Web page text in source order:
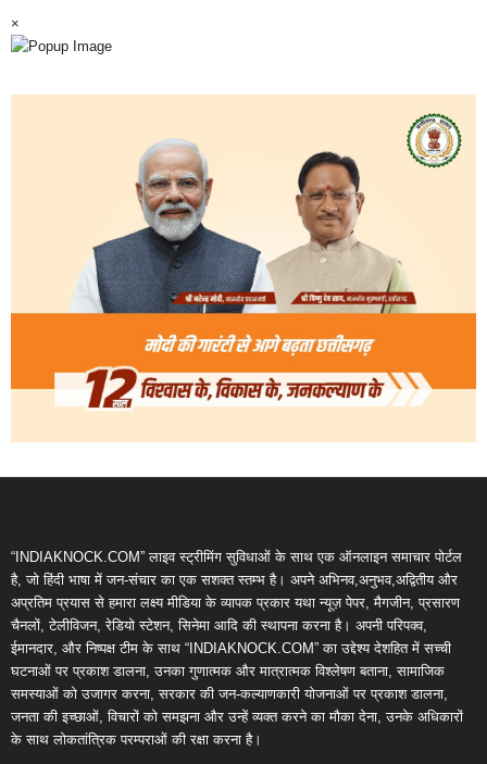
×
“INDIAKNOCK.COM” लाइव स्ट्रीमिंग सुविधाओं के साथ एक ऑनलाइन समाचार पोर्टल
है, जो हिंदी भाषा में जन-संचार का एक सशक्त स्तम्भ है। अपने अभिनव,अनुभव,अद्वितीय और
अप्रतिम प्रयास से हमारा लक्ष्य मीडिया के व्यापक प्रकार यथा न्यूज़ पेपर, मैगजीन, प्रसारण
चैनलों, टेलीविजन, रेडियो स्टेशन, सिनेमा आदि की स्थापना करना है। अपनी परिपक्व,
ईमानदार, और निष्पक्ष टीम के साथ “INDIAKNOCK.COM” का उद्देश्य देशहित में सच्ची
घटनाओं पर प्रकाश डालना, उनका गुणात्मक और मात्रात्मक विश्लेषण बताना, सामाजिक
समस्याओं को उजागर करना, सरकार की जन-कल्याणकारी योजनाओं पर प्रकाश डालना,
जनता की इच्छाओं, विचारों को समझना और उन्हें व्यक्त करने का मौका देना, उनके अधिकारों
के साथ लोकतांत्रिक परम्पराओं की रक्षा करना है।